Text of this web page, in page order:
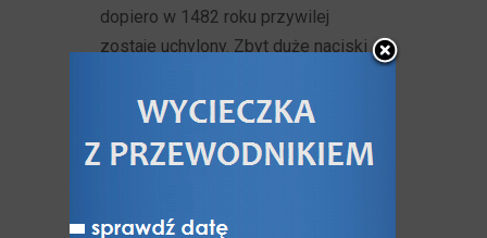
dopiero w 1482 roku przywilej
zostaje uchylony. Zbyt duże naciski
Gdańska, która była fasadą całej
interesy dostawców zbożowych
zainteresowanych w zmniejszeniu